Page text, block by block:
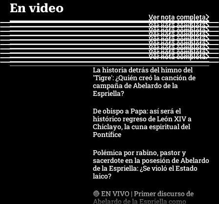
En video
Ver nota completa
Ver nota completa
Ver nota completa
Ver nota completa
Ver nota completa
Ver nota completa
Ver nota completa
Ver nota completa
Ver nota completa
Ver nota completa
La historia detrás del himno del
'Tigre': ¿Quién creó la canción de
campaña de Abelardo de la
Espriella?
De obispo a Papa: así será el
histórico regreso de León XIV a
Chiclayo, la cuna espiritual del
Pontífice
Polémica por rabino, pastor y
sacerdote en la posesión de Abelardo
de la Espriella: ¿Se violó el Estado
laico?
🔴 EN VIVO | Primer discurso de
Abelardo de la Espriella como